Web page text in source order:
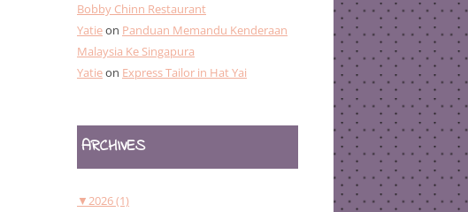
Bobby Chinn Restaurant
Yatieon Panduan Memandu Kenderaan
Malaysia Ke Singapura
Yatieon Express Tailor in Hat Yai
ARCHIVES
▼2026 (1)